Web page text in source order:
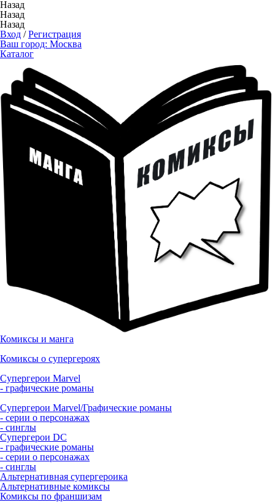
Назад
Назад
Назад
Вход /Регистрация
Ваш город: Москва
Каталог
Комиксы и манга
Комиксы о супергероях
Супергерои Marvel
- графические романы
Супергерои Marvel/Графические романы
- серии о персонажах
- синглы
Супергерои DC
- графические романы
- серии о персонажах
- синглы
Альтернативная супергероика
Альтернативные комиксы
Комиксы по франшизам